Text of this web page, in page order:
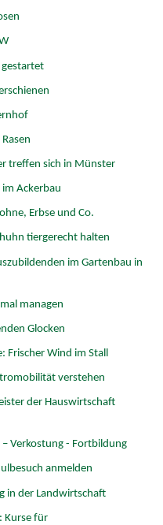
gestartet
treffen sich in Münster
Ackerbau
Erbse und Co.
tiergerecht halten
im Gartenbau in
managen
Glocken
Frischer Wind im Stall
verstehen
der Hauswirtschaft
– Verkostung - Fortbildung
anmelden
in der Landwirtschaft
Kurse für